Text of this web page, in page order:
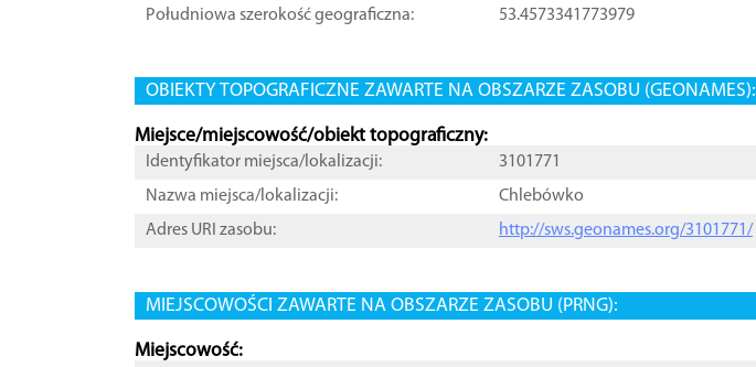
Południowa szerokość geograficzna:
53.4573341773979
OBIEKTY TOPOGRAFICZNE ZAWARTE NA OBSZARZE ZASOBU (GEONAMES):
Miejsce/miejscowość/obiekt topograficzny:
Identyfikator miejsca/lokalizacji:
3101771
Nazwa miejsca/lokalizacji:
Chlebówko
Adres URI zasobu:
http://sws.geonames.org/3101771/
MIEJSCOWOŚCI ZAWARTE NA OBSZARZE ZASOBU (PRNG):
Miejscowość: